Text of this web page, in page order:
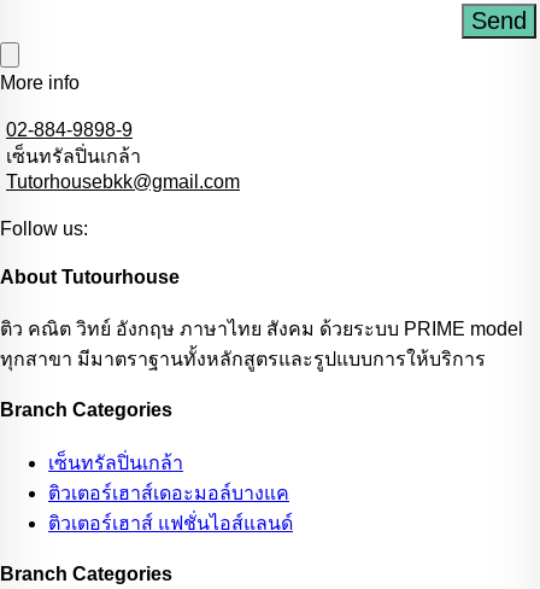
Send
More info
02-884-9898-9
เซ็นทรัลปิ่นเกล้า
Tutorhousebkk@gmail.com
Follow us:
About Tutourhouse
ติว คณิต วิทย์ อังกฤษ ภาษาไทย สังคม ด้วยระบบ PRIME model
ทุกสาขา มีมาตราฐานทั้งหลักสูตรและรูปแบบการให้บริการ
Branch Categories
เซ็นทรัลปิ่นเกล้า
ติวเตอร์เฮาส์เดอะมอล์บางแค
ติวเตอร์เฮาส์ แฟชั่นไอส์แลนด์
Branch Categories